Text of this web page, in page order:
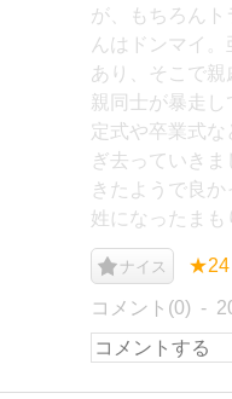
が、もちろん
んはドンマイ
あり、そこで
親同士が暴走
定式や卒業式
ぎ去っていき
きたようで良
姓になったまも
ナイス ★24
コメント(0)